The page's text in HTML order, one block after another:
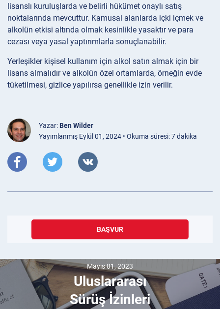
lisanslı kuruluşlarda ve belirli hükümet onaylı satış
noktalarında mevcuttur. Kamusal alanlarda içki içmek ve
alkolün etkisi altında olmak kesinlikle yasaktır ve para
cezası veya yasal yaptırımlarla sonuçlanabilir.
Yerleşikler kişisel kullanım için alkol satın almak için bir
lisans almalıdır ve alkolün özel ortamlarda, örneğin evde
tüketilmesi, gizlice yapılırsa genellikle izin verilir.
Yazar: Ben Wilder
Yayımlanmış Eylül 01, 2024 • Okuma süresi: 7 dakika
BAŞVUR
Mayıs 01, 2023
Uluslararası
Sürüş İzinleri